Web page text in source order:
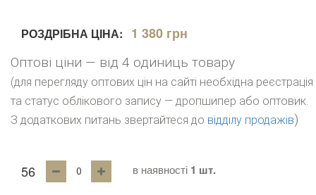
РОЗДРІБНА ЦІНА: 1 380 грн
Оптові ціни — від 4 одиниць товару
(для перегляду оптових цін на сайті необхідна реєстрація
та статус облікового запису — дропшипер або оптовик.
З додаткових питань звертайтеся до відділу продажів)
56 в наявності 1 шт.